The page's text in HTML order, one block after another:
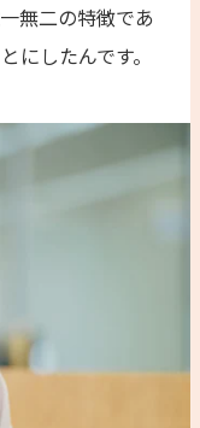
無二の特徴であ
にしたんです。